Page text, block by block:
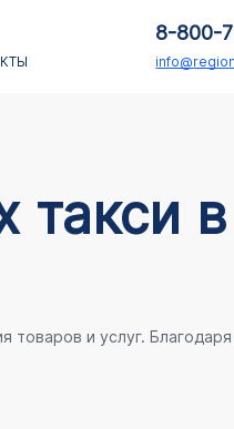
8-800-
такси в
и услуг.